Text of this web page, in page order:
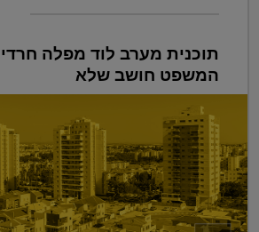
תוכנית מערב לוד מפלה
המשפט חושב שלא